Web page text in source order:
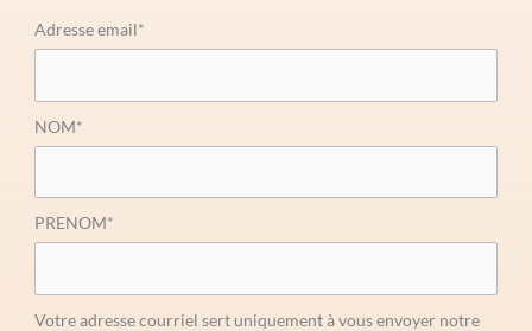
Adresse email*
NOM*
PRENOM*
Votre adresse courriel sert uniquement à vous envoyer notre